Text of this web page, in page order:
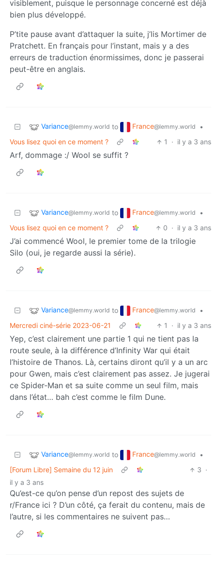
visiblement, puisque le personnage concerné est déjà
bien plus développé.
P’tite pause avant d’attaquer la suite, j’lis Mortimer de
Pratchett. En français pour l’instant, mais y a des
erreurs de traduction énormissimes, donc je passerai
peut-être en anglais.
Variance@lemmy.world to France@lemmy.world
•
Vous lisez quoi en ce moment ?
1 · il y a 3 ans
Arf, dommage :/ Wool se suffit ?
Variance@lemmy.world to France@lemmy.world
•
Vous lisez quoi en ce moment ?
0 · il y a 3 ans
J’ai commencé Wool, le premier tome de la trilogie
Silo (oui, je regarde aussi la série).
Variance@lemmy.world to France@lemmy.world
•
Mercredi ciné-série 2023-06-21
1 · il y a 3 ans
Yep, c’est clairement une partie 1 qui ne tient pas la
route seule, à la différence d’Infinity War qui était
l’histoire de Thanos. Là, certains diront qu’il y a un arc
pour Gwen, mais c’est clairement pas assez. Je jugerai
ce Spider-Man et sa suite comme un seul film, mais
dans l’état… bah c’est comme le film Dune.
Variance@lemmy.world to France@lemmy.world
•
[Forum Libre] Semaine du 12 juin
3 ·
il y a 3 ans
Qu’est-ce qu’on pense d’un repost des sujets de
r/France ici ? D’un côté, ça ferait du contenu, mais de
l’autre, si les commentaires ne suivent pas…